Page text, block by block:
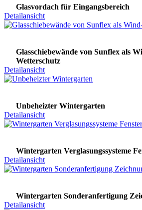
Glasvordach für Eingangsbereich
Detailansicht
Glasschiebewände von Sunflex als
Wetterschutz
Detailansicht
Unbeheizter Wintergarten
Detailansicht
Wintergarten Verglasungssysteme
Detailansicht
Wintergarten Sonderanfertigung
Detailansicht